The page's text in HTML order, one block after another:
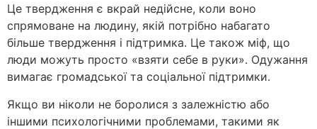
Це твердження є вкрай недійсне, коли воно
спрямоване на людину, якій потрібно набагато
більше твердження і підтримка. Це також міф, що
люди можуть просто «взяти себе в руки». Одужання
вимагає громадської та соціальної підтримки.
Якщо ви ніколи не боролися з залежністю або
іншими психологічними проблемами, такими як